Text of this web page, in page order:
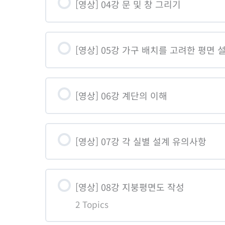
02-02. 대지확대 추가
[영상] 04강 문 및 창 그리기
[영상] 05강 가구 배치를 고려한 평면
[영상] 06강 계단의 이해
[영상] 07강 각 실별 설계 유의사항
[영상] 08강 지붕평면도 작성
2 Topics